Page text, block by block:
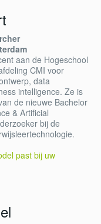
aan de Hogeschool
CMI voor
data
intelligence. Ze is
de nieuwe Bachelor
& Artificial
bij de
past bij uw